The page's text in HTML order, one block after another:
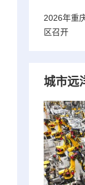
2026年重
区召开
城市远